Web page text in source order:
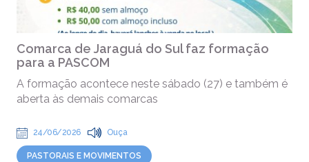
Comarca de Jaraguá do Sul faz formação
para a PASCOM
A formação acontece neste sábado (27) e também é
aberta às demais comarcas
24/06/2026 Ouça
PASTORAIS E MOVIMENTOS